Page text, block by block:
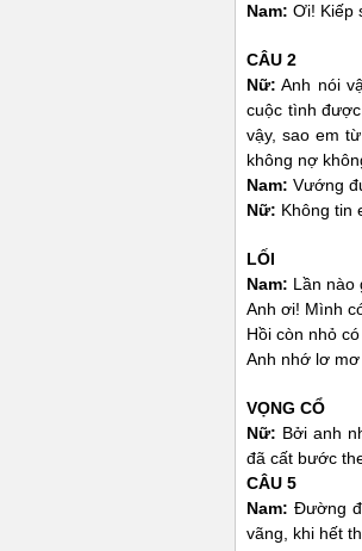
Nam: Ơi! Kiếp
CÂU 2
Nữ: Anh nói
cuộc tình
vậy, sao em
không nợ
Nam: Vướng
Nữ: Không tin
LỐI
Nam: Lần nào
Anh ơi! Mình
Hồi còn nhỏ
Anh nhớ lơ mơ
VỌNG CỔ
Nữ: Bởi anh
đã cất bước
CÂU 5
Nam: Đường
vãng, khi hết